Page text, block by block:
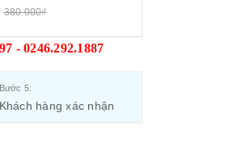
380.000₫
- 0246.292.1887
Bước 5:
Khách hàng xác nhận